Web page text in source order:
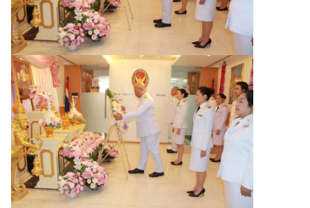
ก
ร
ะ
ท
ร
ว
ง
ก
า
ร